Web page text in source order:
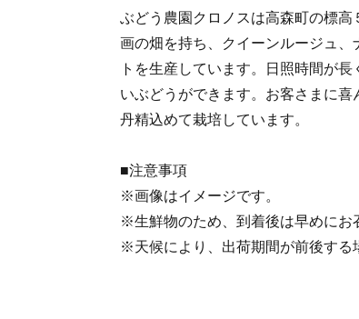
ぶどう農園クロノスは高森町の標
画の畑を持ち、クイーンルージュ
トを生産しています。日照時間が
いぶどうができます。お客さまに
丹精込めて栽培しています。
■注意事項
※画像はイメージです。
※生鮮物のため、到着後は早めにお
※天候により、出荷期間が前後する